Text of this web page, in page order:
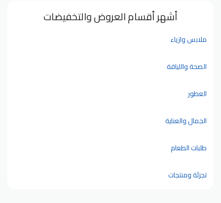
أشهر أقسام العروض والتخفيضات
ملابس وازياء
الصحة واللياقة
العطور
الجمال والعناية
طلبات الطعام
تجزئة ومنتجات